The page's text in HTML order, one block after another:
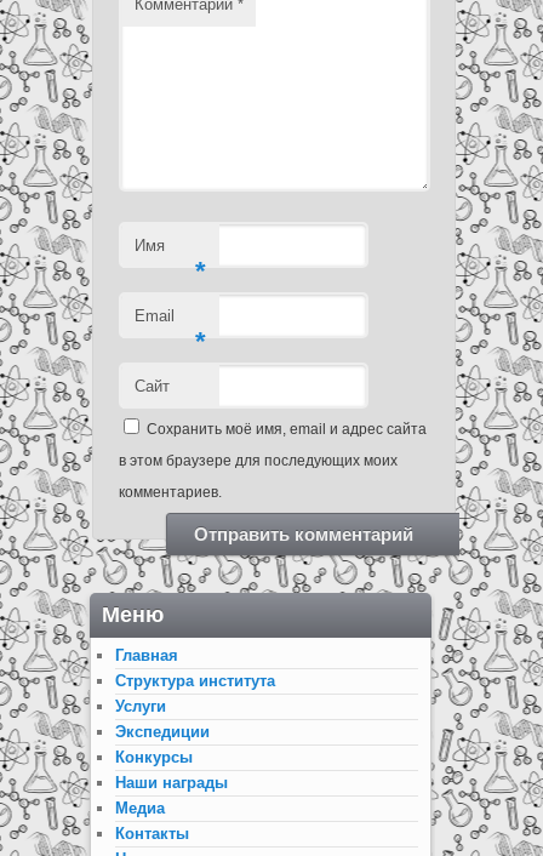
Комментарий *
Имя
*
Email
*
Сайт
Сохранить моё имя, email и адрес сайта
в этом браузере для последующих моих
комментариев.
Меню
Главная
Структура института
Услуги
Экспедиции
Конкурсы
Наши награды
Медиа
Контакты